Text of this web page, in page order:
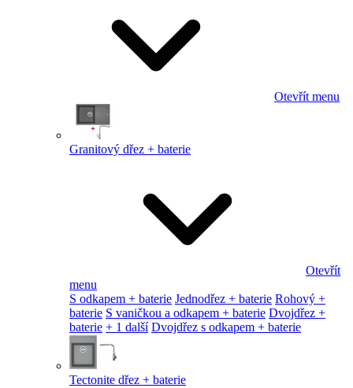
Otevřít menu
Granitový dřez + baterie
Otevřít
menu
S odkapem + baterie Jednodřez + baterie Rohový +
baterie S vaničkou a odkapem + baterie Dvojdřez +
baterie + 1 další Dvojdřez s odkapem + baterie
Tectonite dřez + baterie